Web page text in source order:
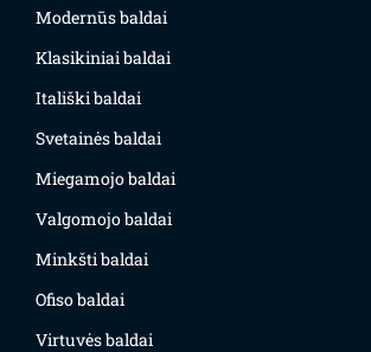
Modernūs baldai
Klasikiniai baldai
Itališki baldai
Svetainės baldai
Miegamojo baldai
Valgomojo baldai
Minkšti baldai
Ofiso baldai
Virtuvės baldai